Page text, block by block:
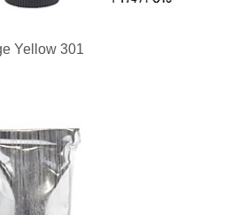
Yellow 301